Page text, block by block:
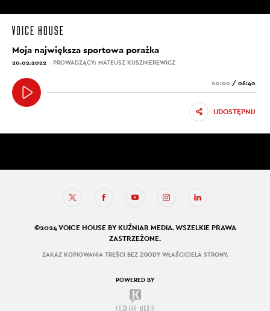
Moja największa sportowa porażka
20.02.2022 PROWADZĄCY: MATEUSZ KUSZNIEREWICZ
00:00 / 06:40
UDOSTĘPNIJ
©2024 VOICE HOUSE BY KUŹNIAR MEDIA. WSZELKIE PRAWA
ZASTRZEŻONE.
ZAKAZ KOPIOWANIA TREŚCI BEZ ZGODY WŁAŚCICIELA STRONY.
POWERED BY